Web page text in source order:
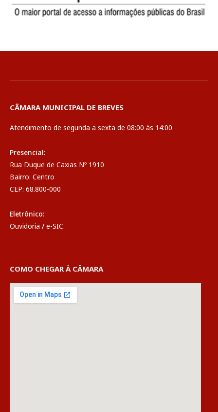
CÂMARA MUNICIPAL DE BREVES
Atendimento de segunda a sexta de 08:00 às 14:00
Presencial:
Rua Duque de Caxias Nº 1910
Bairro: Centro
CEP: 68.800-000
Eletrônico:
Ouvidoria / e-SIC
COMO CHEGAR À CÂMARA